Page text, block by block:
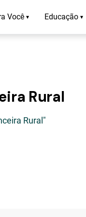
Você ▾ Educação ▾
Rural
Rural"